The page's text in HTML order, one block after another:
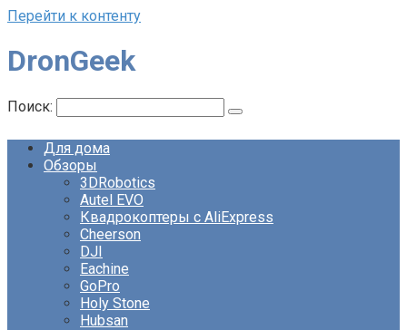
Перейти к контенту
DronGeek
Поиск:
Для дома
Обзоры
3DRobotics
Autel EVO
Квадрокоптеры с AliExpress
Cheerson
DJI
Eachine
GoPro
Holy Stone
Hubsan